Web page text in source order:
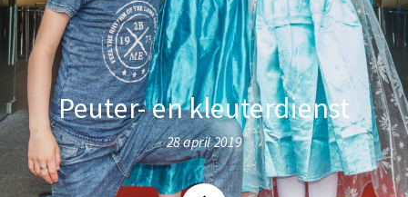
Peuter- en kleuterdienst
28 april 2019